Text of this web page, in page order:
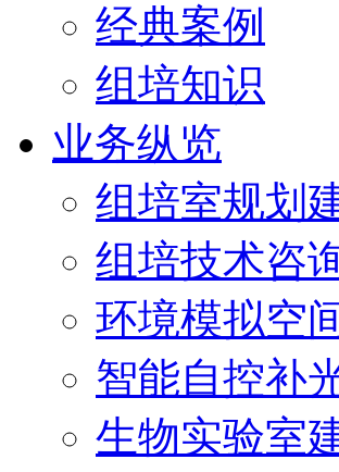
经典案例
组培知识
业务纵览
组培室规划
组培技术咨
环境模拟空
智能自控补
生物实验室